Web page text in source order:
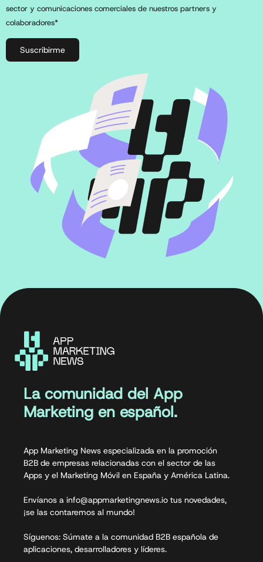
sector y comunicaciones comerciales de nuestros partners y
colaboradores*
Suscribirme
La comunidad del App
Marketing en español.
App Marketing News especializada en la promoción
B2B de empresas relacionadas con el sector de las
Apps y el Marketing Móvil en España y América Latina.
Envíanos a info@appmarketingnews.io tus novedades,
¡se las contaremos al mundo!
Síguenos: Súmate a la comunidad B2B española de
aplicaciones, desarrolladores y líderes.